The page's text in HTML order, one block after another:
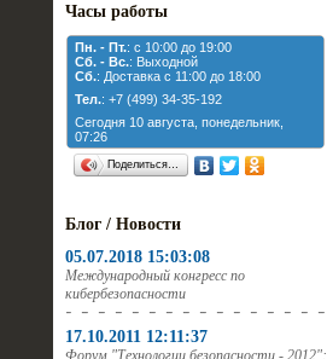
Часы работы
Пн. - Пт.: с 10:00 до 19:00
Cб. - Вс.: Выходной
Cб.: Доставка с 11:00 до 18:00
Тел.: +7 (499) 34-35-192
Сегодня 10 августа, понедельник,
07:26
Поделиться…
Блог / Новости
05.07.2018 15:03:08
Международный конгресс по
кибербезопасности
17.10.2011 12:11:37
Форум "Технологии безопасности - 2012":